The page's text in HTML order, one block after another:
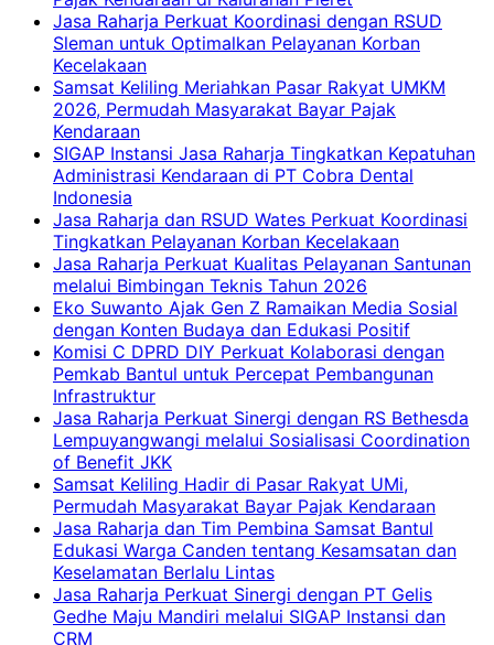
Jasa Raharja Perkuat Koordinasi dengan RSUD
Sleman untuk Optimalkan Pelayanan Korban
Kecelakaan
Samsat Keliling Meriahkan Pasar Rakyat UMKM
2026, Permudah Masyarakat Bayar Pajak
Kendaraan
SIGAP Instansi Jasa Raharja Tingkatkan Kepatuhan
Administrasi Kendaraan di PT Cobra Dental
Indonesia
Jasa Raharja dan RSUD Wates Perkuat Koordinasi
Tingkatkan Pelayanan Korban Kecelakaan
Jasa Raharja Perkuat Kualitas Pelayanan Santunan
melalui Bimbingan Teknis Tahun 2026
Eko Suwanto Ajak Gen Z Ramaikan Media Sosial
dengan Konten Budaya dan Edukasi Positif
Komisi C DPRD DIY Perkuat Kolaborasi dengan
Pemkab Bantul untuk Percepat Pembangunan
Infrastruktur
Jasa Raharja Perkuat Sinergi dengan RS Bethesda
Lempuyangwangi melalui Sosialisasi Coordination
of Benefit JKK
Samsat Keliling Hadir di Pasar Rakyat UMi,
Permudah Masyarakat Bayar Pajak Kendaraan
Jasa Raharja dan Tim Pembina Samsat Bantul
Edukasi Warga Canden tentang Kesamsatan dan
Keselamatan Berlalu Lintas
Jasa Raharja Perkuat Sinergi dengan PT Gelis
Gedhe Maju Mandiri melalui SIGAP Instansi dan
CRM